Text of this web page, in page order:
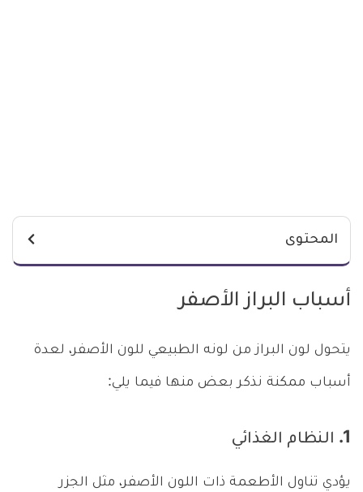
المحتوى
أسباب البراز الأصفر
يتحول لون البراز من لونه الطبيعي للون الأصفر، لعدة
أسباب ممكنة نذكر بعض منها فيما يلي:
1. النظام الغذائي
يؤدي تناول الأطعمة ذات اللون الأصفر، مثل الجزر